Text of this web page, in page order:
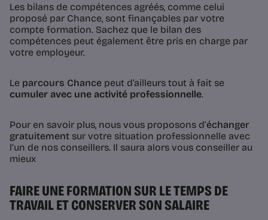
Les bilans de compétences agréés, comme celui
proposé par Chance, sont finançables par votre
compte formation. Sachez que le bilan des
compétences peut également être pris en charge par
votre employeur.
Le parcours Chance peut d’ailleurs tout à fait se
cumuler avec une activité professionnelle.
Pour en savoir plus, nous vous proposons d’échanger
gratuitement sur votre situation professionnelle avec
l’un de nos conseillers. Il saura alors vous conseiller au
mieux
FAIRE UNE FORMATION SUR LE TEMPS DE
TRAVAIL ET CONSERVER SON SALAIRE